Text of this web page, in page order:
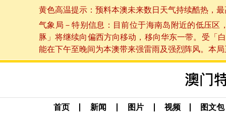
黄色高温提示：预料本澳未来数日天气持续酷热，
气象局－特别信息：目前位于海南岛附近的低压
豚」将继续向偏西方向移动，移向华东一带。受「
能在下午至晚间为本澳带来强雷雨及强烈阵风。本
首页 新闻 图片 视频 图文包